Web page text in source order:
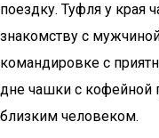
поездку. Туфля у края
знакомству с
командировке с
дне чашки с кофейной
близким человеком.